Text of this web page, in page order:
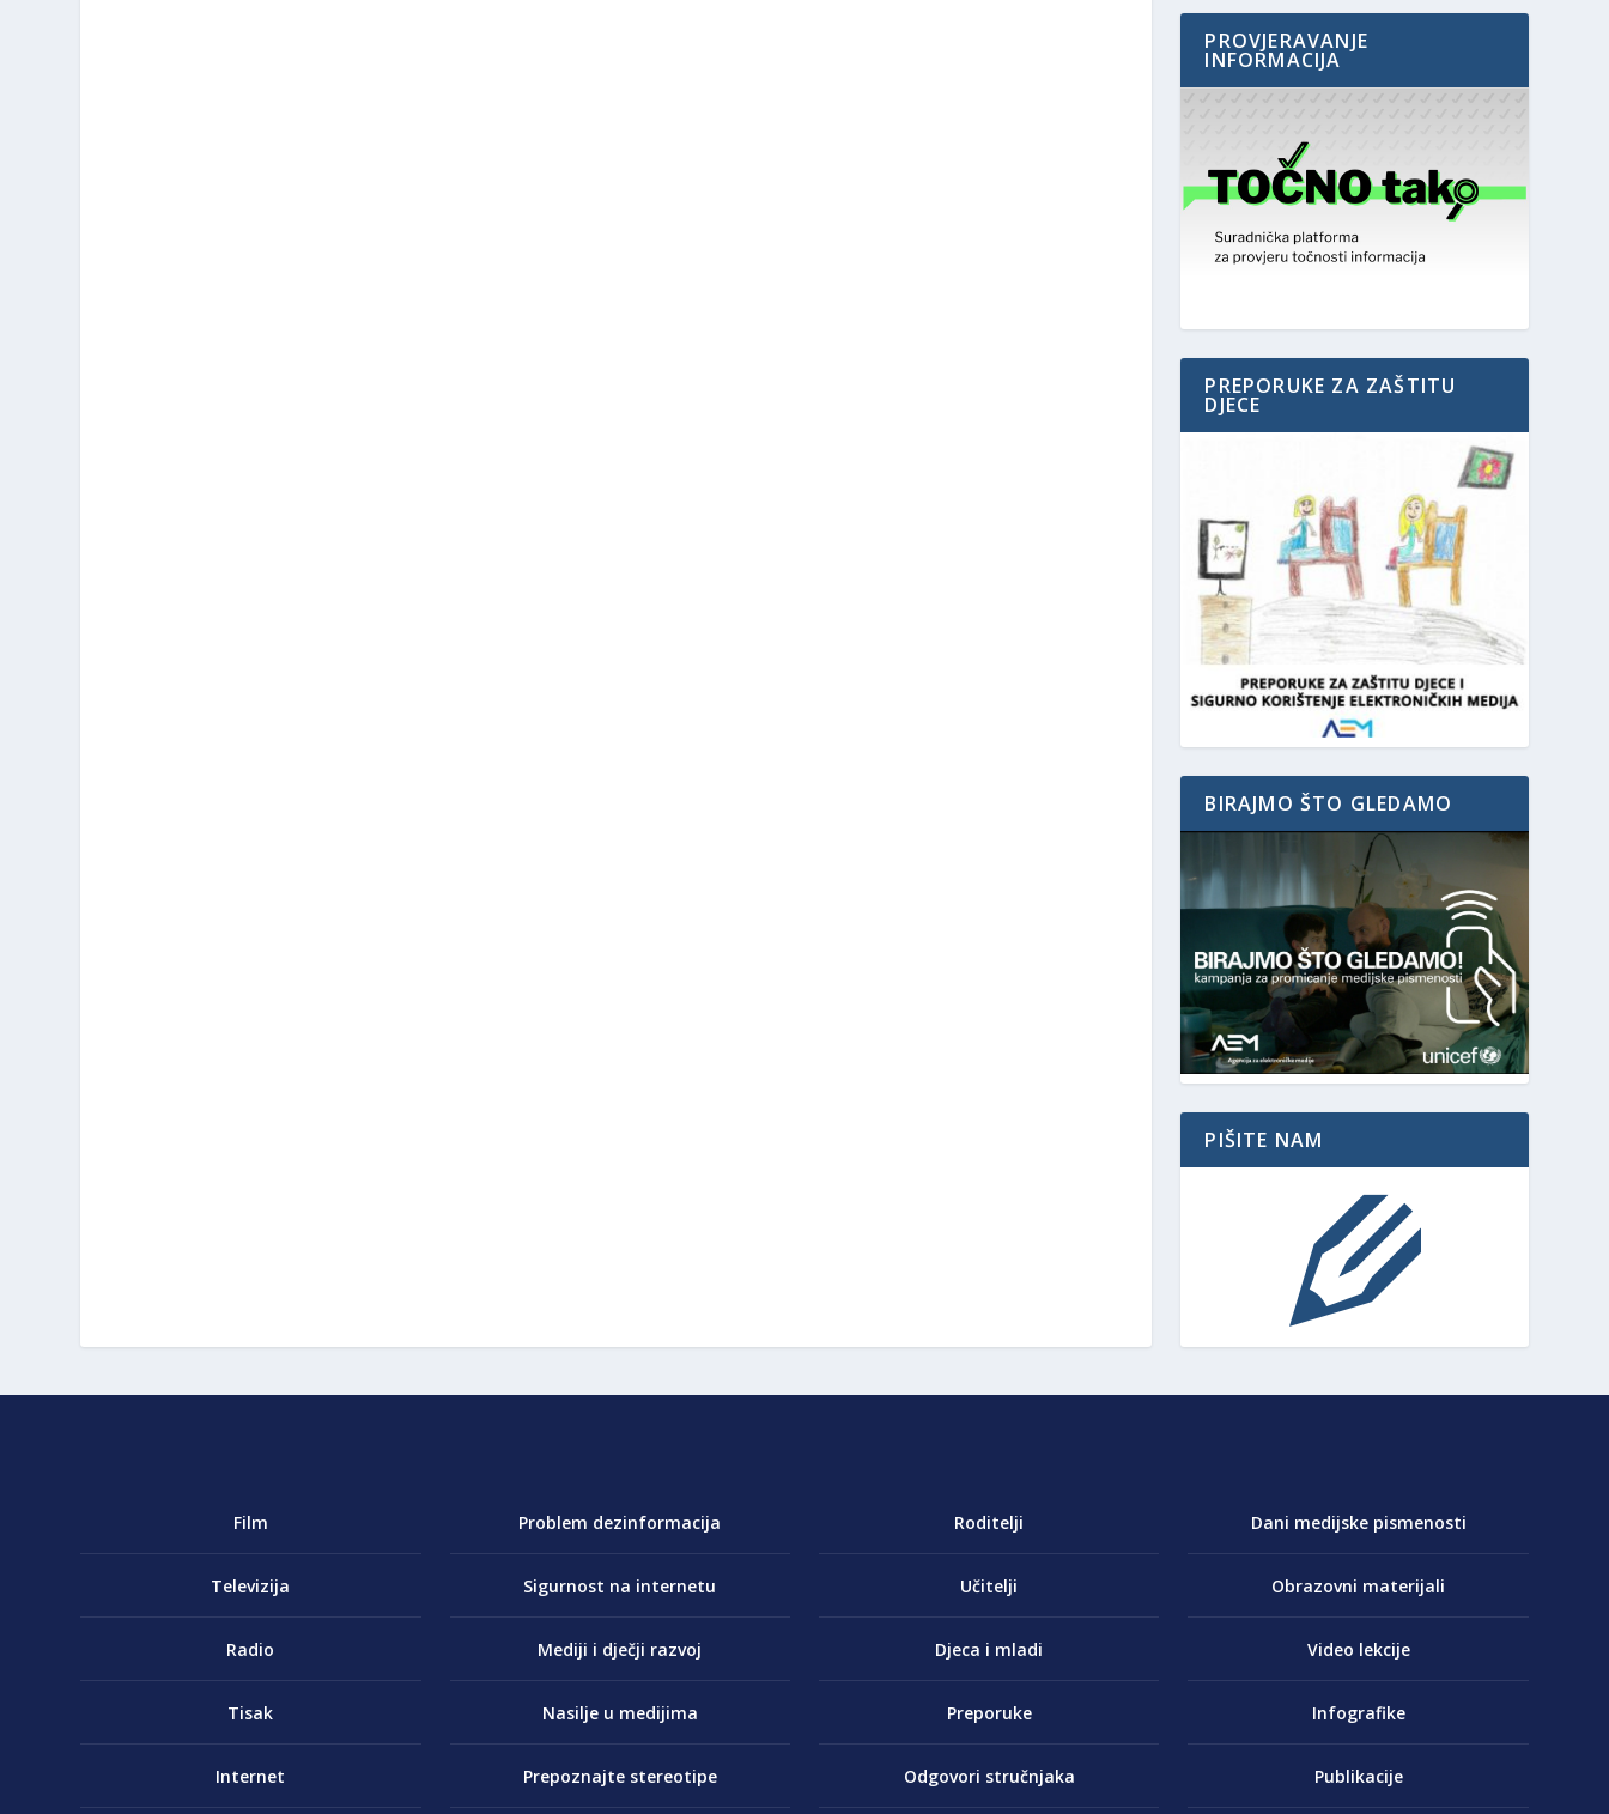
PROVJERAVANJE
INFORMACIJA
PREPORUKE ZA ZAŠTITU
DJECE
BIRAJMO ŠTO GLEDAMO
PIŠITE NAM
Film
Televizija
Radio
Tisak
Internet
Problem dezinformacija
Sigurnost na internetu
Mediji i dječji razvoj
Nasilje u medijima
Prepoznajte stereotipe
Roditelji
Učitelji
Djeca i mladi
Preporuke
Odgovori stručnjaka
Dani medijske pismenosti
Obrazovni materijali
Video lekcije
Infografike
Publikacije